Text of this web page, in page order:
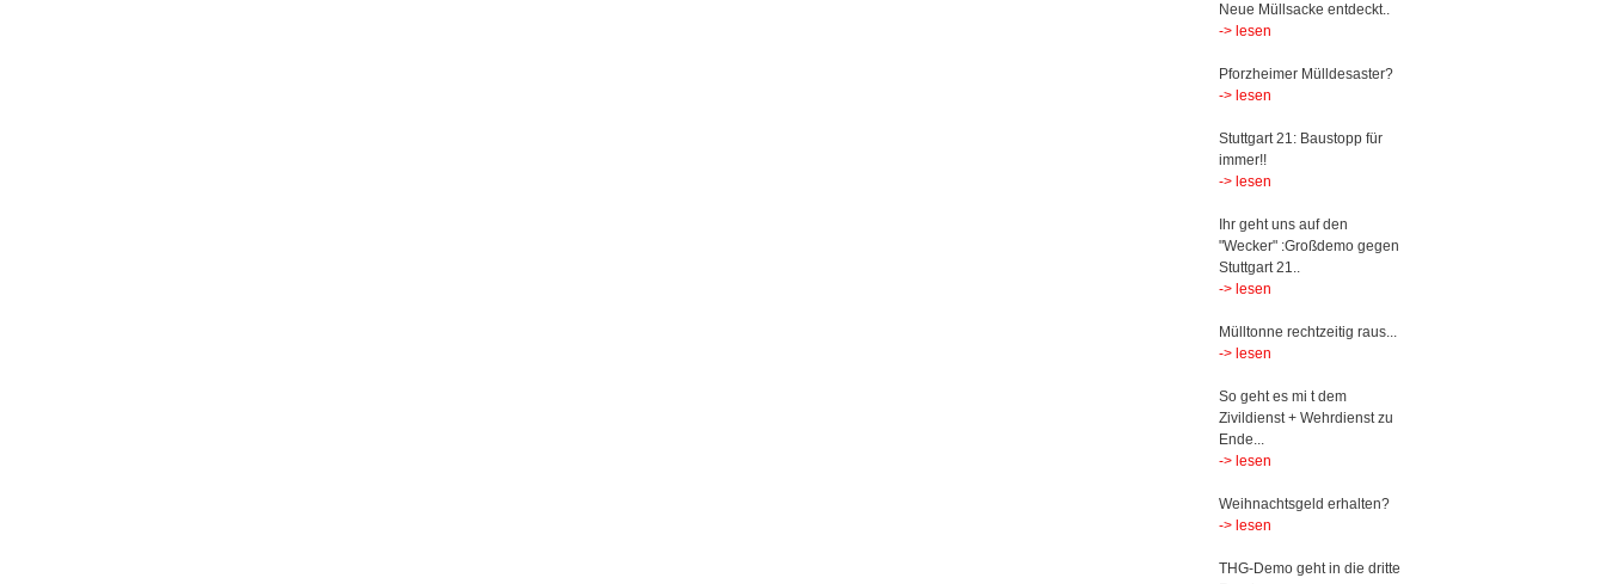
Neue Müllsacke entdeckt..
-> lesen
Pforzheimer Mülldesaster?
-> lesen
Stuttgart 21: Baustopp für
immer!!
-> lesen
Ihr geht uns auf den
"Wecker" :Großdemo gegen
Stuttgart 21..
-> lesen
Mülltonne rechtzeitig raus...
-> lesen
So geht es mi t dem
Zivildienst + Wehrdienst zu
Ende...
-> lesen
Weihnachtsgeld erhalten?
-> lesen
THG-Demo geht in die dritte